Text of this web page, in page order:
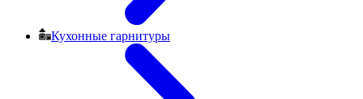
Кухонные гарнитуры